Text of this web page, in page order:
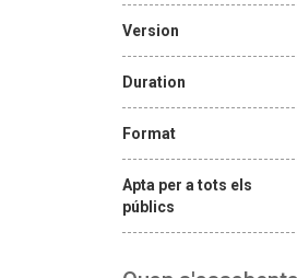
Version
Duration
Format
Apta per a tots els
públics